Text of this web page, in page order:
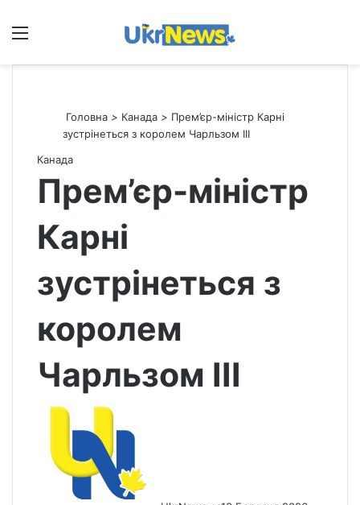
Меню
Головна > Канада > Прем’єр-міністр Карні
зустрінеться з королем Чарльзом III
Канада
Прем’єр-міністр
Карні
зустрінеться з
королем
Чарльзом III